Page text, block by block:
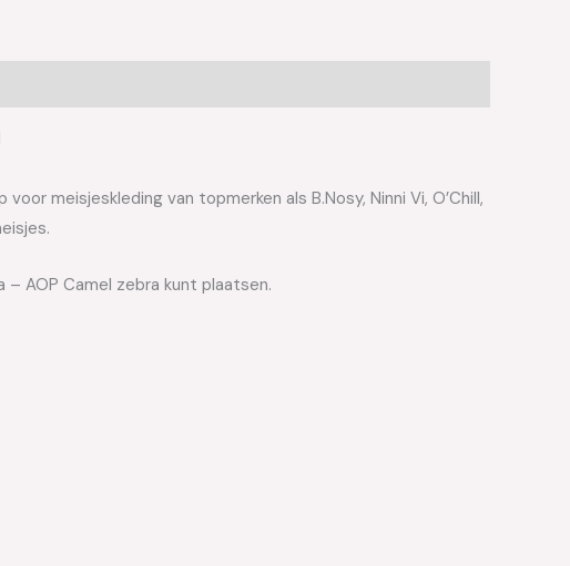
meisjeskleding van topmerken als B.Nosy, Ninni Vi, O’Chill,
– AOP Camel zebra kunt plaatsen.